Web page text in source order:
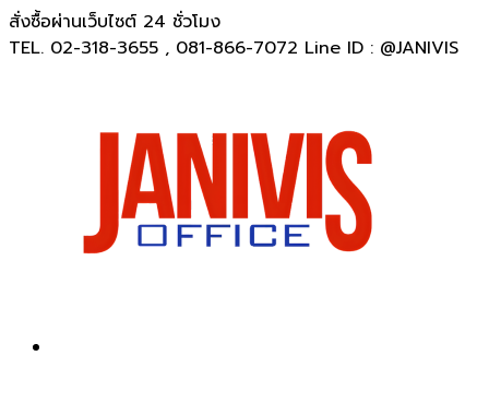
สั่งซื้อผ่านเว็บไซต์ 24 ชั่วโมง
TEL. 02-318-3655 , 081-866-7072 Line ID : @JANIVIS